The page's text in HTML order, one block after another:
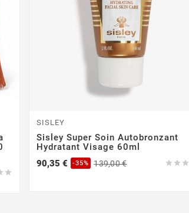

SISLEY
Sisley Super Soin Autobronzant
Hydratant Visage 60ml
  
90,35 € -35% 139,00 €Precio
Precio